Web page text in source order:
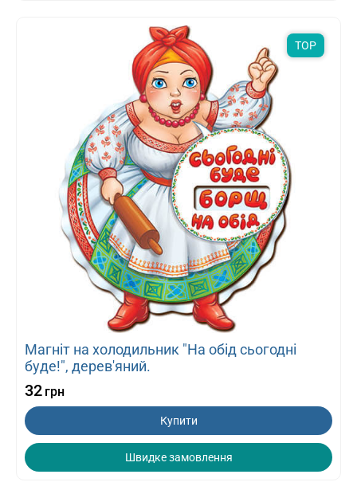
TOP
Магніт на холодильник "На обід сьогодні
буде!", дерев'яний.
32 грн
Купити
Швидке замовлення